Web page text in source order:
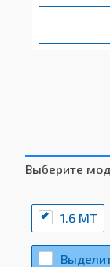
Выберите
1.6 MT